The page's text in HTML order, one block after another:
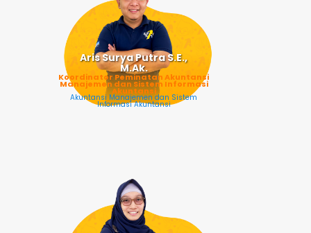
Aris Surya Putra S.E.,
M.Ak.
Koordinator Peminatan Akuntansi
Manajemen dan Sistem Informasi
Akuntansi
Akuntansi Manajemen dan Sistem
Informasi Akuntansi